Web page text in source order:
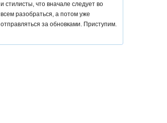
и стилисты, что вначале следует во
всем разобраться, а потом уже
отправляться за обновками. Приступим.